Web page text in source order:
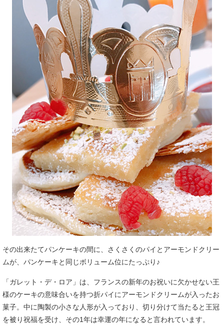
その出来たてパンケーキの間に、さくさくのパイとアーモンドクリー
ムが、パンケーキと同じボリューム位にたっぷり♪
「ガレット・デ・ロア」は、フランスの新年のお祝いに欠かせない王
様のケーキの意味合いを持つ折パイにアーモンドクリームが入ったお
菓子。中に陶製の小さな人形が入っており、切り分けて当たると王冠
を被り祝福を受け、その1年は幸運の年になると言われています。